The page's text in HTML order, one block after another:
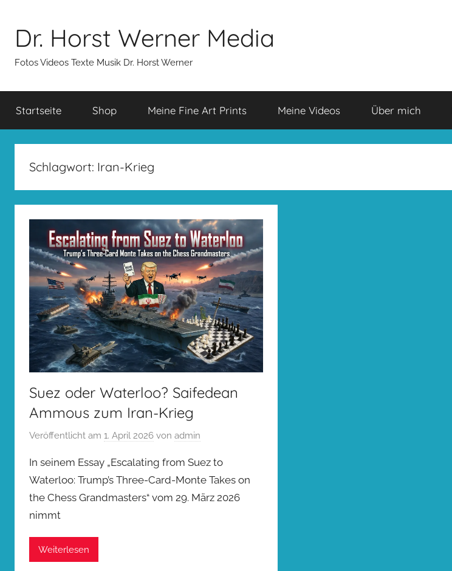
springen
Dr. Horst Werner Media
Fotos Videos Texte Musik Dr. Horst Werner
Startseite Shop Meine Fine Art Prints Meine Videos Über mich
Schlagwort: Iran-Krieg
Suez oder Waterloo? Saifedean
Ammous zum Iran-Krieg
Veröffentlicht am 1. April 2026 von admin
In seinem Essay „Escalating from Suez to
Waterloo: Trump’s Three-Card-Monte Takes on
the Chess Grandmasters“ vom 29. März 2026
nimmt
Weiterlesen